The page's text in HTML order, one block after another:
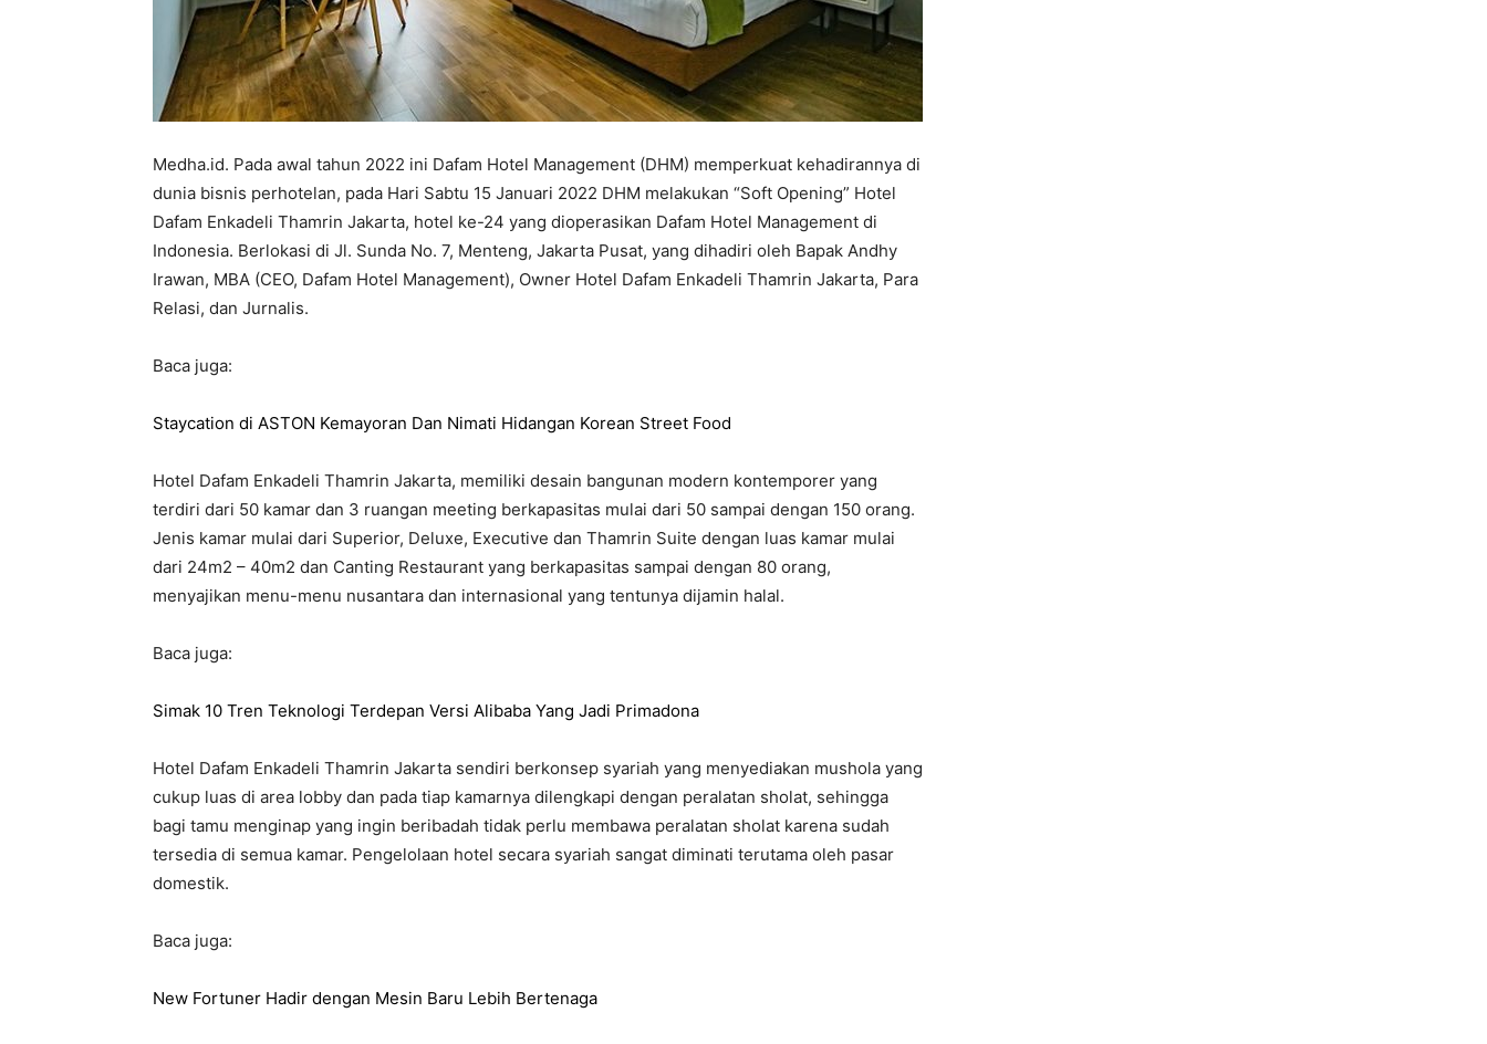
Medha.id. Pada awal tahun 2022 ini Dafam Hotel Management (DHM) memperkuat kehadirannya di
dunia bisnis perhotelan, pada Hari Sabtu 15 Januari 2022 DHM melakukan “Soft Opening” Hotel
Dafam Enkadeli Thamrin Jakarta, hotel ke-24 yang dioperasikan Dafam Hotel Management di
Indonesia. Berlokasi di Jl. Sunda No. 7, Menteng, Jakarta Pusat, yang dihadiri oleh Bapak Andhy
Irawan, MBA (CEO, Dafam Hotel Management), Owner Hotel Dafam Enkadeli Thamrin Jakarta, Para
Relasi, dan Jurnalis.
Baca juga:
Staycation di ASTON Kemayoran Dan Nimati Hidangan Korean Street Food
Hotel Dafam Enkadeli Thamrin Jakarta, memiliki desain bangunan modern kontemporer yang
terdiri dari 50 kamar dan 3 ruangan meeting berkapasitas mulai dari 50 sampai dengan 150 orang.
Jenis kamar mulai dari Superior, Deluxe, Executive dan Thamrin Suite dengan luas kamar mulai
dari 24m2 – 40m2 dan Canting Restaurant yang berkapasitas sampai dengan 80 orang,
menyajikan menu-menu nusantara dan internasional yang tentunya dijamin halal.
Baca juga:
Simak 10 Tren Teknologi Terdepan Versi Alibaba Yang Jadi Primadona
Hotel Dafam Enkadeli Thamrin Jakarta sendiri berkonsep syariah yang menyediakan mushola yang
cukup luas di area lobby dan pada tiap kamarnya dilengkapi dengan peralatan sholat, sehingga
bagi tamu menginap yang ingin beribadah tidak perlu membawa peralatan sholat karena sudah
tersedia di semua kamar. Pengelolaan hotel secara syariah sangat diminati terutama oleh pasar
domestik.
Baca juga:
New Fortuner Hadir dengan Mesin Baru Lebih Bertenaga